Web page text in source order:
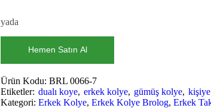
yada
Hemen Satın Al
Ürün Kodu: BRL 0066-7
Etiketler: dualı koye, erkek kolye, gümüş kolye,
Kategori: Erkek Kolye, Erkek Kolye Brolog, Erkek